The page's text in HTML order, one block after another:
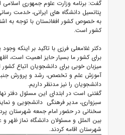
گفت: برنامه وزارت علوم جمهوری اسلامی
پتانسیل دانشگاه های ایرانی، خدمت
به خصوص کشور افغانستان با توجه به
کشور است.
دکتر غلامعلی فرزی با تاکید بر اینکه
برای کشور ما بسیار حایز اهمیت است،
میزبان خوبی برای دانشجویان اتباع کشور
آموزش علم و تخصص، رشد و پرورش
دانشجویان را نیز مدنظر داریم.
گفتنی است در ابتدای این مسئول دفتر
سبزواری، مدیر فرهنگی دانشجویی و
سخنانی در حضور امام جمعه شهرستان
بین الملل و مسئولان دانشگاه نماز ظهر
شهرستان اقامه کردند.